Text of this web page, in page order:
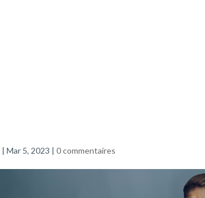
|Mar 5, 2023 |0 commentaires